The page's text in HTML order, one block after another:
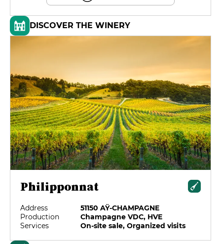
DISCOVER THE WINERY
Philipponnat
Address
51150 AŸ-CHAMPAGNE
Production
Champagne VDC, HVE
Services
On-site sale, Organized visits